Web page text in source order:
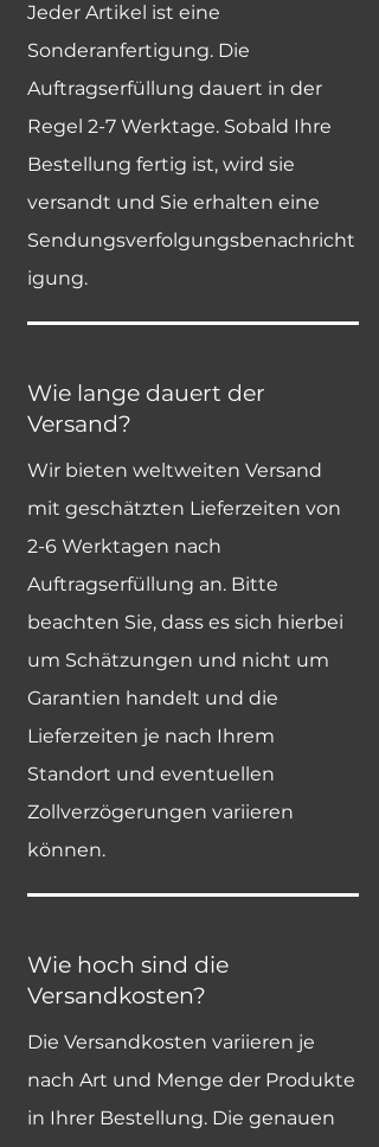
Jeder Artikel ist eine
Sonderanfertigung. Die
Auftragserfüllung dauert in der
Regel 2-7 Werktage. Sobald Ihre
Bestellung fertig ist, wird sie
versandt und Sie erhalten eine
Sendungsverfolgungsbenachricht
igung.
Wie lange dauert der
Versand?
Wir bieten weltweiten Versand
mit geschätzten Lieferzeiten von
2-6 Werktagen nach
Auftragserfüllung an. Bitte
beachten Sie, dass es sich hierbei
um Schätzungen und nicht um
Garantien handelt und die
Lieferzeiten je nach Ihrem
Standort und eventuellen
Zollverzögerungen variieren
können.
Wie hoch sind die
Versandkosten?
Die Versandkosten variieren je
nach Art und Menge der Produkte
in Ihrer Bestellung. Die genauen